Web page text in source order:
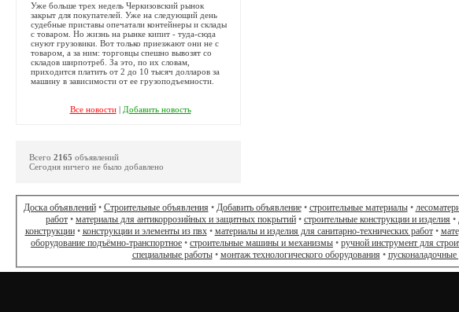
Уже больше трех недель Черкизовский рынок
закрыт для покупателей. Уже на следующий день
судебные приставы опечатали контейнеры и склады
с товаром. Но жизнь на рынке кипит - туда-сюда
снуют грузовики. Вот только приезжают они не с
товаром, а за ним: торговцы спешно вывозят со
складов ширпотреб. За это, по их словам,
приходится платить от 2 до 10 тысяч долларов за
машину в зависимости от ее грузоподъемности.
Все новости| Добавить новость
Всего 2165 объявлений
Сегодня ничего не было добавлено
Доска объявлений• Строительные объявления • Добавить объявление• строительные материалы•
работ • материалы для антикоррозийных и защитных покрытий • строительные конструкции и изделия •
конструкции• конструкции и элементы из пвх• материалы и изделия для санитарно-технических работ•
оборудование подъёмно-транспортное • строительные машины и механизмы • ручной инструмент для
специальные работы• монтаж технологического оборудования •